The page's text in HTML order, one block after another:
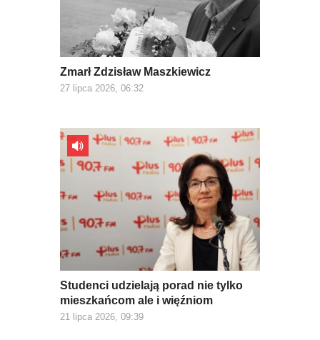
Zmarł Zdzisław Maszkiewicz
27 lipca 2026, 06:32
Studenci udzielają porad nie tylko
mieszkańcom ale i więźniom
21 lipca 2026, 09:39